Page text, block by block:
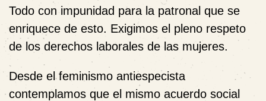
Todo con impunidad para la patronal que se
enriquece de esto. Exigimos el pleno respeto
de los derechos laborales de las mujeres.
Desde el feminismo antiespecista
contemplamos que el mismo acuerdo social